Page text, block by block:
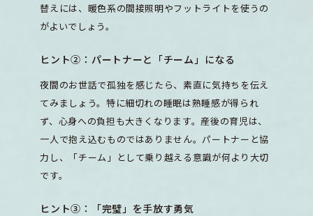
替えには、暖色系の間接照明やフットライトを使うの
がよいでしょう。
ヒント②：パートナーと「チーム」になる
夜間のお世話で孤独を感じたら、素直に気持ちを伝え
てみましょう。特に細切れの睡眠は熟睡感が得られ
ず、心身への負担も大きくなります。産後の育児は、
一人で抱え込むものではありません。パートナーと協
力し、「チーム」として乗り越える意識が何より大切
です。
ヒント③：「完璧」を手放す勇気